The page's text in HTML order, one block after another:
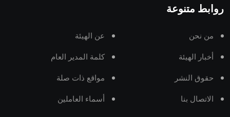
روابط متنوعة
من نحن عن الهيئة
أخبار الهيئة كلمة المدير العام
حقوق النشر مواقع ذات صلة
الاتصال بنا أسماء العاملين